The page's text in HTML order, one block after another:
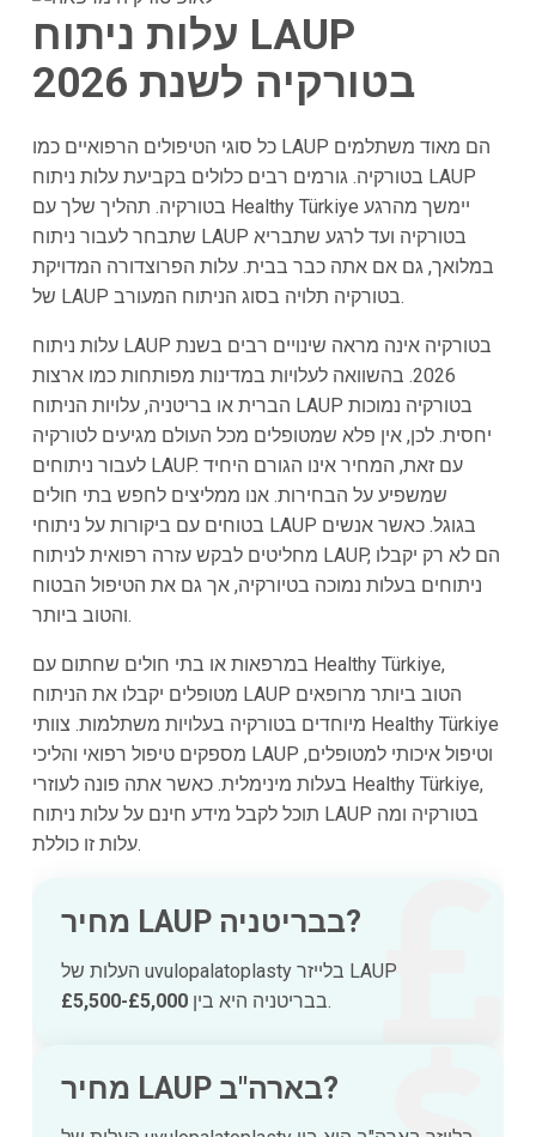
עלות ניתוח LAUP
בטורקיה לשנת 2026
כל סוגי הטיפולים הרפואיים כמו LAUP הם מאוד משתלמים
בטורקיה. גורמים רבים כלולים בקביעת עלות ניתוח LAUP
בטורקיה. תהליך שלך עם Healthy Türkiye יימשך מהרגע
שתבחר לעבור ניתוח LAUP בטורקיה ועד לרגע שתבריא
במלואך, גם אם אתה כבר בבית. עלות הפרוצדורה המדויקת
של LAUP בטורקיה תלויה בסוג הניתוח המעורב.
עלות ניתוח LAUP בטורקיה אינה מראה שינויים רבים בשנת
2026. בהשוואה לעלויות במדינות מפותחות כמו ארצות
הברית או בריטניה, עלויות הניתוח LAUP בטורקיה נמוכות
יחסית. לכן, אין פלא שמטופלים מכל העולם מגיעים לטורקיה
לעבור ניתוחים LAUP. עם זאת, המחיר אינו הגורם היחיד
שמשפיע על הבחירות. אנו ממליצים לחפש בתי חולים
בטוחים עם ביקורות על ניתוחי LAUP בגוגל. כאשר אנשים
מחליטים לבקש עזרה רפואית לניתוח LAUP, הם לא רק יקבלו
ניתוחים בעלות נמוכה בטיורקיה, אך גם את הטיפול הבטוח
והטוב ביותר.
במרפאות או בתי חולים שחתום עם Healthy Türkiye,
מטופלים יקבלו את הניתוח LAUP הטוב ביותר מרופאים
מיוחדים בטורקיה בעלויות משתלמות. צוותי Healthy Türkiye
מספקים טיפול רפואי והליכי LAUP וטיפול איכותי למטופלים,
בעלות מינימלית. כאשר אתה פונה לעוזרי Healthy Türkiye,
תוכל לקבל מידע חינם על עלות ניתוח LAUP בטורקיה ומה
עלות זו כוללת.
מחיר LAUP בבריטניה?
העלות של uvulopalatoplasty בלייזר LAUP
בבריטניה היא בין£5,000-£5,500 .
מחיר LAUP בארה"ב?